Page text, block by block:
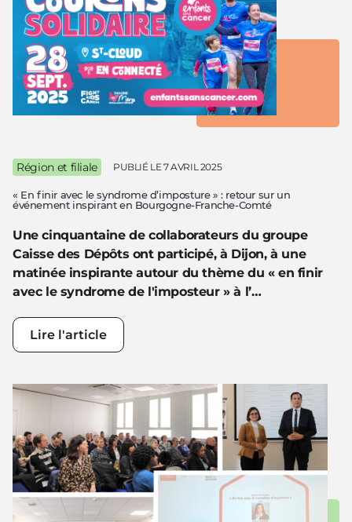
« En finir avec le syndrome d’imposture » : retour sur un
événement inspirant en Bourgogne-Franche-Comté
Une cinquantaine de collaborateurs du groupe
Caisse des Dépôts ont participé, à Dijon, à une
matinée inspirante autour du thème du « en finir
avec le syndrome de l'imposteur » à l’…
Région et filiale PUBLIÉ LE7 AVRIL 2025
Lire l'article